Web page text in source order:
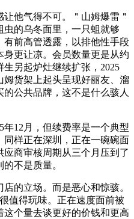
他气得不可。＂山姆爆雷＂
虫的乌冬面里，一只蛆就够
前高管透露，以排他性手段
更让凉。会员数量更是从约
生另起炉灶继续扩张，2025
货架上起头呈现好丽友、溜
公共品牌，这不是什么骇人
12月，但续费率是一个典型
样正在深圳，正在一碗碗面
商审核周期从三个月压到了
不是质量。
立场。而是恶心和惊骇。
值得玩味。正在速度面前被
个量去谈更好的价钱和更高